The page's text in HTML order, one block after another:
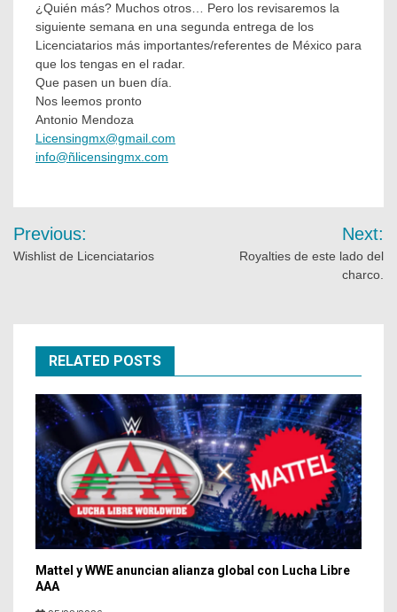
¿Quién más? Muchos otros… Pero los revisaremos la
siguiente semana en una segunda entrega de los
Licenciatarios más importantes/referentes de México para
que los tengas en el radar.
Que pasen un buen día.
Nos leemos pronto
Antonio Mendoza
Licensingmx@gmail.com
info@ñlicensingmx.com
Previous:
Wishlist de Licenciatarios
Next:
Royalties de este lado del
charco.
RELATED POSTS
Mattel y WWE anuncian alianza global con Lucha Libre
AAA